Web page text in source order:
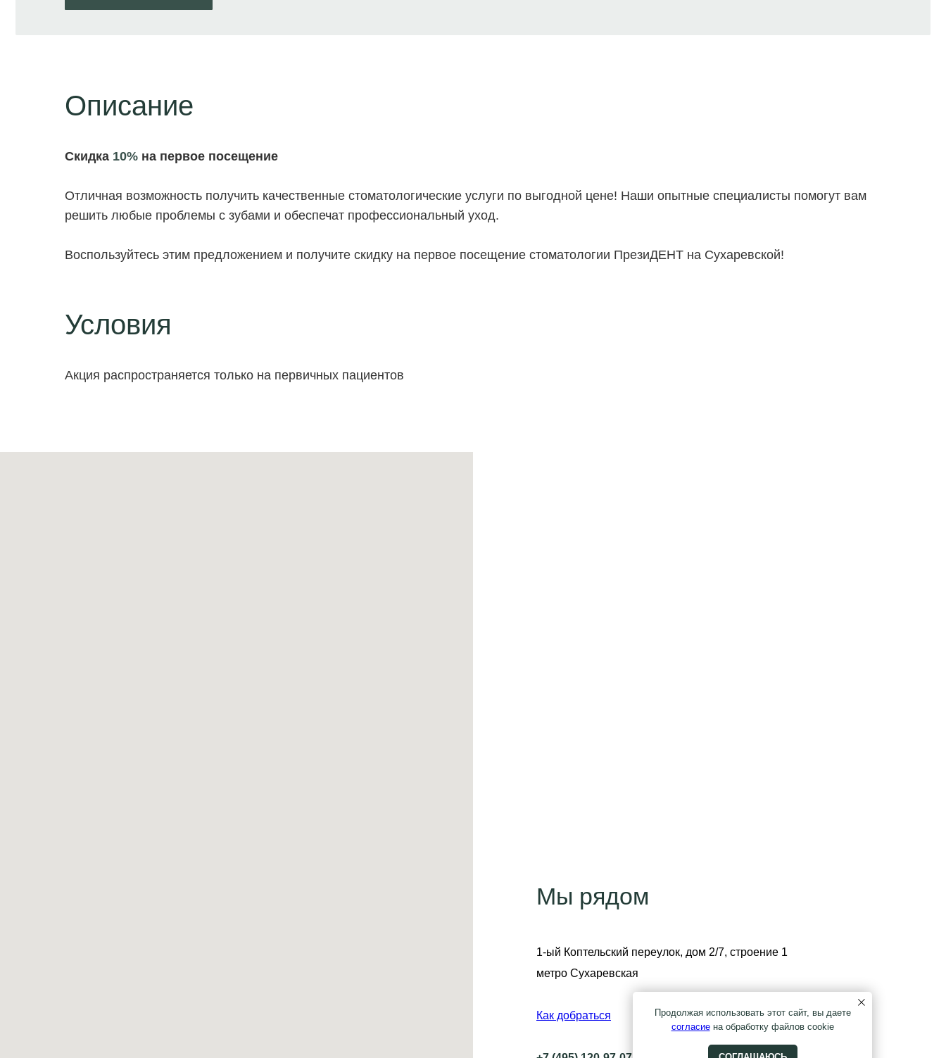
Описание
Скидка 10% на первое посещение
Отличная возможность получить качественные стоматологические услуги по выгодной цене! Наши опытные специалисты помогут вам
решить любые проблемы с зубами и обеспечат профессиональный уход.
Воспользуйтесь этим предложением и получите скидку на первое посещение стоматологии ПрезиДЕНТ на Сухаревской!
Условия
Акция распространяется только на первичных пациентов
Мы рядом
1-ый Коптельский переулок, дом 2/7, строение 1
метро Сухаревская
Как добраться
Продолжая использовать этот сайт, вы даете
согласиена обработку файлов cookie